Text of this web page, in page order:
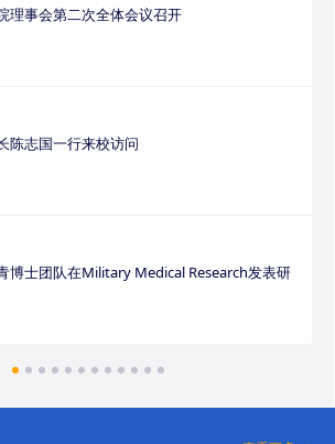
理事会第二次全体会议召开
陈志国一行来校访问
博士团队在Military Medical Research发表研